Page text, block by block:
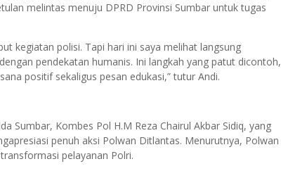
melintas menuju DPRD Provinsi Sumbar untuk tugas
kegiatan polisi. Tapi hari ini saya melihat langsung
pendekatan humanis. Ini langkah yang patut dicontoh,
positif sekaligus pesan edukasi,” tutur Andi.
Sumbar, Kombes Pol H.M Reza Chairul Akbar Sidiq, yang
penuh aksi Polwan Ditlantas. Menurutnya, Polwan
pelayanan Polri.